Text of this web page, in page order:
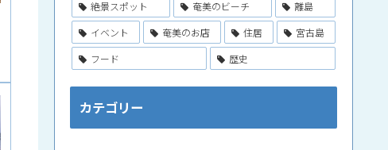
絶景スポット
奄美のビーチ
離島
イベント
奄美のお店 住居
宮古島
フード
歴史
カテゴリー